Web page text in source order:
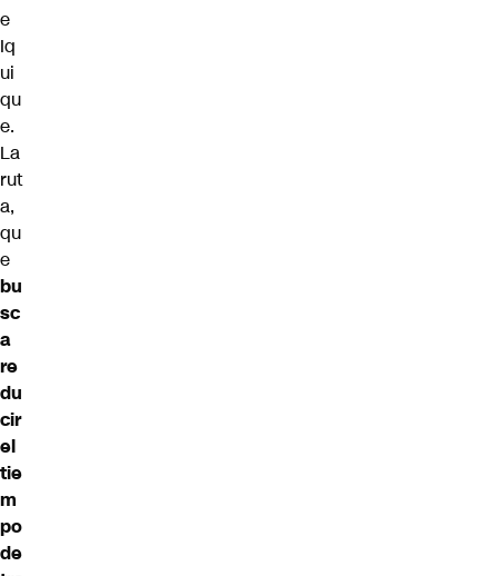
e
Iq
ui
qu
e.
La
rut
a,
qu
e
bu
sc
a
re
du
cir
el
tie
m
po
de